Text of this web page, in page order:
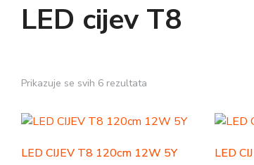
LED cijev T8
Prikazuje se svih 6 rezultata
LED CIJEV T8 120cm 12W 5Y LED